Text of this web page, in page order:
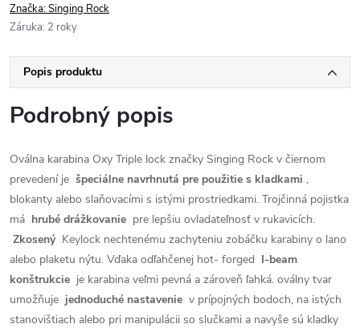
Značka:Singing Rock
Záruka: 2 roky
Popis produktu
Podrobný popis
Oválna karabina Oxy Triple lock značky Singing Rock v čiernom
prevedení je špeciálne navrhnutá pre použitie s kladkami ,
blokanty alebo slaňovacími s istými prostriedkami. Trojčinná pojistka
má hrubé drážkovanie pre lepšiu ovladateľnosť v rukavicích.
ZkosenýKeylock nechtenému zachyteniu zobáčku karabiny o lano
alebo plaketu nýtu. Vďaka odľahčenej hot- forged I-beam
konštrukcie je karabina veľmi pevná a zároveň ľahká. oválny tvar
umožňuje jednoduché nastavenie v prípojných bodoch, na istých
stanovištiach alebo pri manipulácii so slučkami a navyše sú kladky